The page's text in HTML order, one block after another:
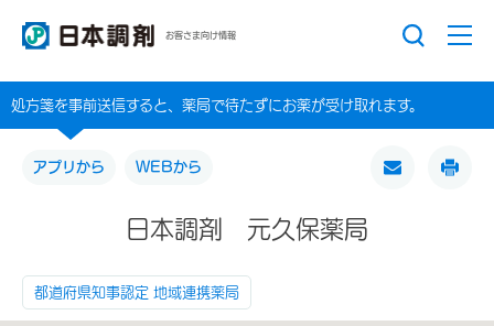
お客さま向け情報
処方箋を事前送信すると、薬局で待たずにお薬が受け取れます。
アプリから WEBから
日本調剤 元久保薬局
都道府県知事認定 地域連携薬局